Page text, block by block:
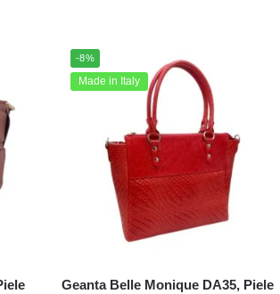
-8%
Made in Italy
Geanta Belle Monique DA35, Piele